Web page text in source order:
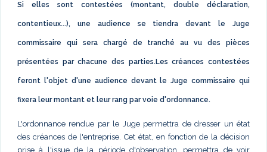
Si elles sont contestées (montant, double déclaration,
contentieux...), une audience se tiendra devant le Juge
commissaire qui sera chargé de tranché au vu des pièces
présentées par chacune des parties.Les créances contestées
feront l'objet d'une audience devant le Juge commissaire qui
fixera leur montant et leur rang par voie d'ordonnance.
L'ordonnance rendue par le Juge permettra de dresser un état
des créances de l'entreprise. Cet état, en fonction de la décision
prise à l'issue de la période d'observation, permettra de voir